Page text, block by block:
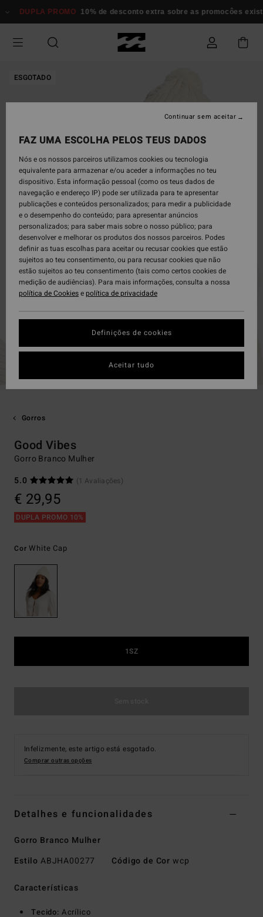
para
informação
DUPLA PROMO 10% de desconto extra sobre as promocôes
ESGOTADO
Gorros
Good Vibes
Gorro Branco Mulher
5.0
(1 Avaliações)
€ 29,95
DUPLA PROMO 10%
CorWhite Cap
1SZ
Infelizmente, este artigo está esgotado.
Comprar outras opções
Detalhes e funcionalidades
Gorro Branco Mulher
Estilo ABJHA00277 Código de Cor wcp
Características
Tecido: Acrílico
FAZ UMA ESCOLHA PELOS TEUS DADOS
Nós e os nossos parceiros utilizamos cookies ou tecnologia
equivalente para armazenar e/ou aceder a informações no teu
dispositivo. Esta informação pessoal (como os teus dados de
navegação e endereço IP) pode ser utilizada para te apresentar
publicações e conteúdos personalizados; para medir a publicidade
e o desempenho do conteúdo; para apresentar anúncios
personalizados; para saber mais sobre o nosso público; para
desenvolver e melhorar os produtos dos nossos parceiros. Podes
definir as tuas escolhas para aceitar ou recusar cookies que estão
sujeitos ao teu consentimento, ou para recusar cookies que não
estão sujeitos ao teu consentimento (tais como certos cookies de
medição de audiências). Para mais informações, consulta a nossa
política de Cookiesepolítica de privacidade
Definições de cookies
Continuar sem aceitar
Aceitar tudo